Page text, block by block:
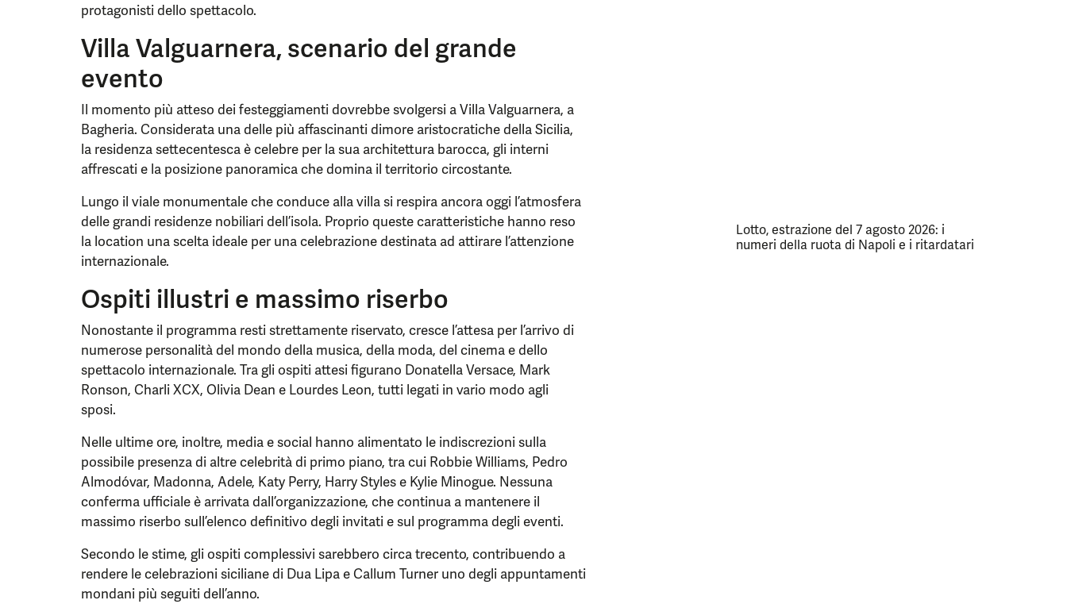
protagonisti dello spettacolo.
Villa Valguarnera, scenario del grande
evento
Il momento più atteso dei festeggiamenti dovrebbe svolgersi a Villa Valguarnera, a
Bagheria. Considerata una delle più affascinanti dimore aristocratiche della Sicilia,
la residenza settecentesca è celebre per la sua architettura barocca, gli interni
affrescati e la posizione panoramica che domina il territorio circostante.
Lungo il viale monumentale che conduce alla villa si respira ancora oggi l’atmosfera
delle grandi residenze nobiliari dell’isola. Proprio queste caratteristiche hanno reso
la location una scelta ideale per una celebrazione destinata ad attirare l’attenzione
internazionale.
Ospiti illustri e massimo riserbo
Nonostante il programma resti strettamente riservato, cresce l’attesa per l’arrivo di
numerose personalità del mondo della musica, della moda, del cinema e dello
spettacolo internazionale. Tra gli ospiti attesi figurano Donatella Versace, Mark
Ronson, Charli XCX, Olivia Dean e Lourdes Leon, tutti legati in vario modo agli
sposi.
Nelle ultime ore, inoltre, media e social hanno alimentato le indiscrezioni sulla
possibile presenza di altre celebrità di primo piano, tra cui Robbie Williams, Pedro
Almodóvar, Madonna, Adele, Katy Perry, Harry Styles e Kylie Minogue. Nessuna
conferma ufficiale è arrivata dall’organizzazione, che continua a mantenere il
massimo riserbo sull’elenco definitivo degli invitati e sul programma degli eventi.
Secondo le stime, gli ospiti complessivi sarebbero circa trecento, contribuendo a
rendere le celebrazioni siciliane di Dua Lipa e Callum Turner uno degli appuntamenti
mondani più seguiti dell’anno.
Lotto, estrazione del 7 agosto 2026: i
numeri della ruota di Napoli e i ritardatari